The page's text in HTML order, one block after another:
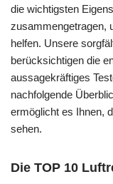
die wichtigsten
zusammengetragen,
helfen. Unsere
berücksichtigen die
aussagekräftiges
nachfolgende
ermöglicht es Ihnen,
sehen.
Die TOP 10